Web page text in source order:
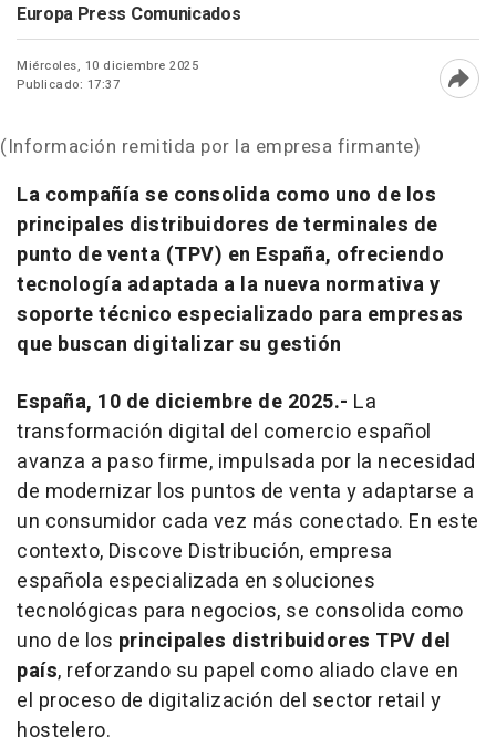
Europa Press Comunicados
Miércoles, 10 diciembre 2025
Publicado: 17:37
(Información remitida por la empresa firmante)
La compañía se consolida como uno de los
principales distribuidores de terminales de
punto de venta (TPV) en España, ofreciendo
tecnología adaptada a la nueva normativa y
soporte técnico especializado para empresas
que buscan digitalizar su gestión
España, 10 de diciembre de 2025.- La
transformación digital del comercio español
avanza a paso firme, impulsada por la necesidad
de modernizar los puntos de venta y adaptarse a
un consumidor cada vez más conectado. En este
contexto, Discove Distribución, empresa
española especializada en soluciones
tecnológicas para negocios, se consolida como
uno de los principales distribuidores TPV del
país, reforzando su papel como aliado clave en
el proceso de digitalización del sector retail y
hostelero.